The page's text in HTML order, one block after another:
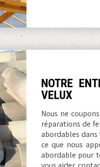
NOTRE
VELUX
Nous ne
réparations de
abordables dans
ce que nous
abordable pour